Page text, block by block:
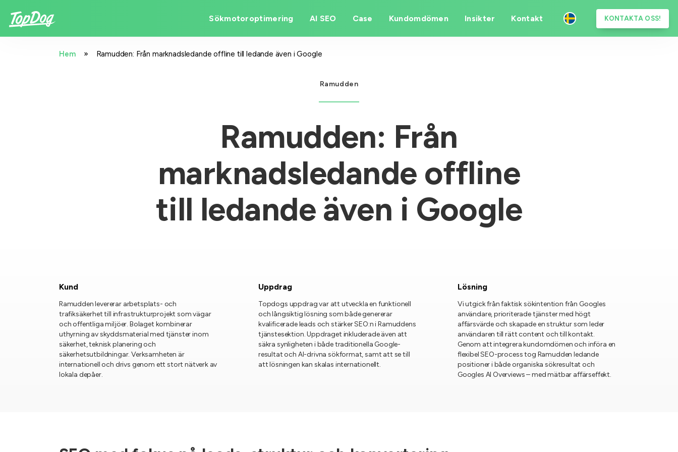
Sökmotoroptimering AI SEO Case Kundomdömen Insikter Kontakt KONTAKTA OSS!
Hem » Ramudden: Från marknadsledande offline till ledande även i Google
Ramudden
Ramudden: Från
marknadsledande offline
till ledande även i Google
Kund
Ramudden levererar arbetsplats- och
trafiksäkerhet till infrastrukturprojekt som vägar
och offentliga miljöer. Bolaget kombinerar
uthyrning av skyddsmaterial med tjänster inom
säkerhet, teknisk planering och
säkerhetsutbildningar. Verksamheten är
internationell och drivs genom ett stort nätverk av
lokala depåer.
Uppdrag
Topdogs uppdrag var att utveckla en funktionell
och långsiktig lösning som både genererar
kvalificerade leads och stärker SEO:n i Ramuddens
tjänstesektion. Uppdraget inkluderade även att
säkra synligheten i både traditionella Google-
resultat och AI-drivna sökformat, samt att se till
att lösningen kan skalas internationellt.
Lösning
Vi utgick från faktisk sökintention från Googles
användare, prioriterade tjänster med högt
affärsvärde och skapade en struktur som leder
användaren till rätt content och till kontakt.
Genom att integrera kundomdömen och införa en
flexibel SEO-process tog Ramudden ledande
positioner i både organiska sökresultat och
Googles AI Overviews – med mätbar affärseffekt.